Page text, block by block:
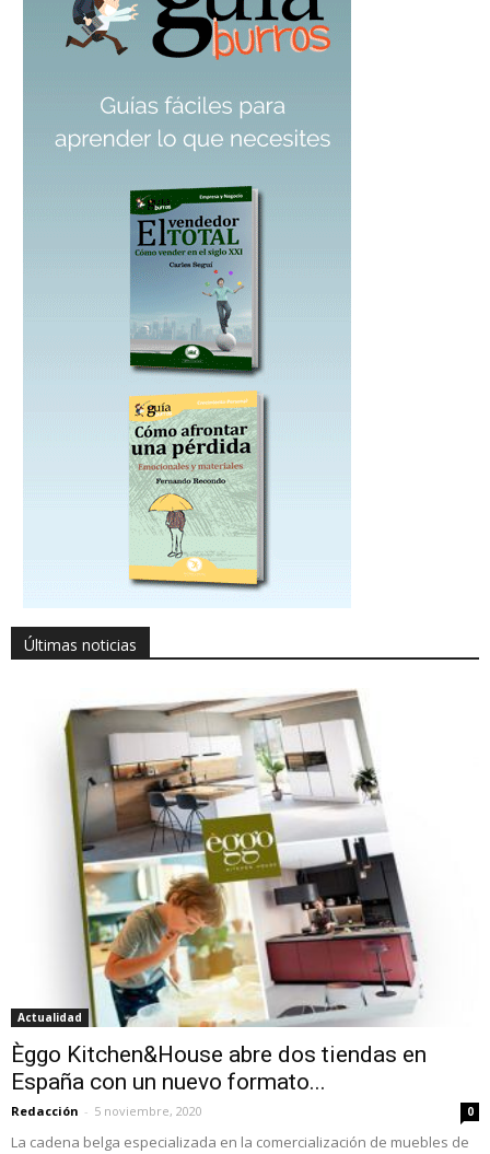
Últimas noticias
Actualidad
Èggo Kitchen&House abre dos tiendas en
España con un nuevo formato...
Redacción - 5 noviembre, 2020 0
La cadena belga especializada en la comercialización de muebles de